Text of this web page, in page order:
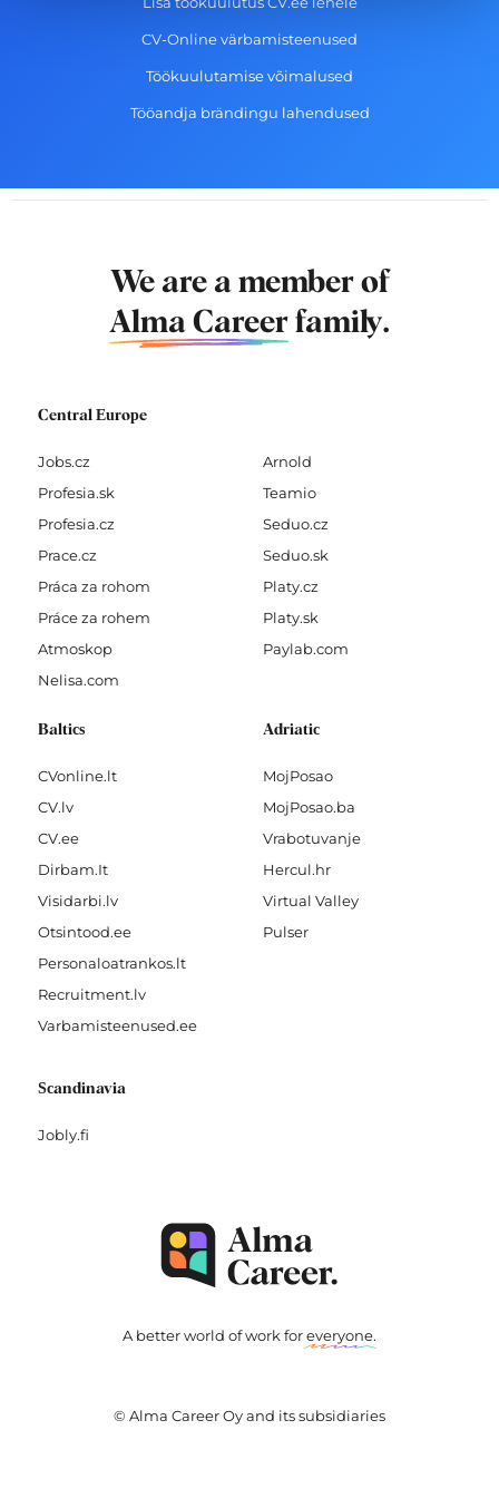
CV-Online värbamisteenused
Töökuulutamise võimalused
Tööandja brändingu lahendused
We are a member of
Alma Career family.
Central Europe
Jobs.cz
Profesia.sk
Profesia.cz
Prace.cz
Práca za rohom
Práce za rohem
Atmoskop
Nelisa.com
Arnold
Teamio
Seduo.cz
Seduo.sk
Platy.cz
Platy.sk
Paylab.com
Baltics
CVonline.lt
CV.lv
CV.ee
Dirbam.It
Visidarbi.lv
Otsintood.ee
Personaloatrankos.lt
Recruitment.lv
Varbamisteenused.ee
Adriatic
MojPosao
MojPosao.ba
Vrabotuvanje
Hercul.hr
Virtual Valley
Pulser
Scandinavia
Jobly.fi
A better world of work foreveryone.
© Alma Career Oy and its subsidiaries